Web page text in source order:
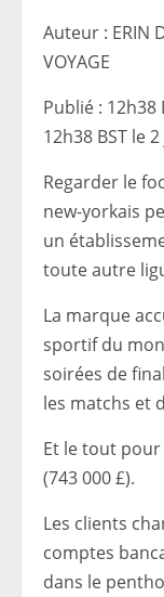
Auteur : ERIN
VOYAGE
Publié : 12h38
12h38 BST le
Regarder le
new-yorkais
un
toute autre
La marque
sportif du
soirées de
les matchs et
Et le tout
(743 000 £).
Les clients
comptes
dans le